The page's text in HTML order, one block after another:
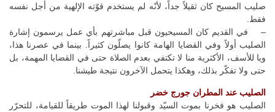
صليب المسيح كان ثقيلاً جداً، لأنّه لم يستخدم قوّته الإلهية من أجل نفسه
فقط.
– في القديم كان المسيحيون قبل مباشرتهم بأي عمل يرسمون إشارة
الصليب أولاً وفي القضايا الهامة كانوا يصلّون كثيراً. بينما في عصرنا هذا،
ويا للأسف، الأكثرية منا لا تكتفي بعدم الصلاة حتى في القضايا المهمة، بل
حتى ولا تفكّر بذلك، وهكذا يتحمل الآخرون نتيجة طيشنا.
الصليب عند المطران جورج خضر
الصليب هو فخرنا بموت السيّد وقبولنا لهذا الموت طريقاً للقيامة، للتحرّر